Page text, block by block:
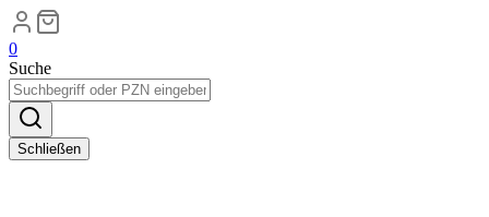
0
Suche
Schließen